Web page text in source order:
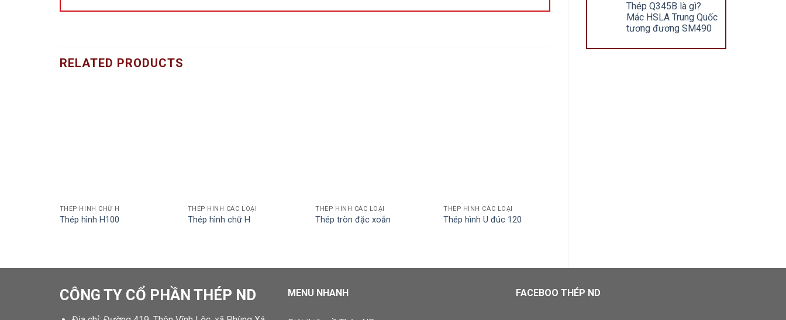
Thép Q345B là gì?
Mác HSLA Trung Quốc
tương đương SM490
RELATED PRODUCTS
THÉP HÌNH CHỮ H
Thép hình H100
THÉP HÌNH CÁC LOẠI
Thép hình chữ H
THÉP HÌNH CÁC LOẠI
Thép tròn đặc xoắn
THÉP HÌNH CÁC LOẠI
Thép hình U đúc 120
CÔNG TY CỔ PHẦN THÉP ND MENU NHANH FACEBOO THÉP ND